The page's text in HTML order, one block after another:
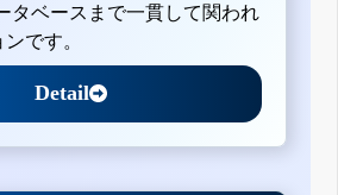
タベースまで一貫して関われ
です。
Detail